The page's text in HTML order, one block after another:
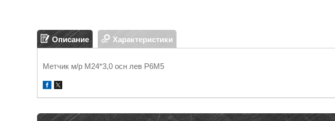
Описание Характеристики
Метчик м/р М24*3,0 осн лев Р6М5